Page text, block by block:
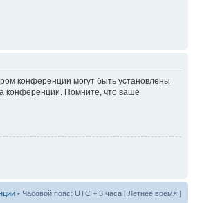
конференции могут быть установлены
конференции. Помните, что ваше
• Часовой пояс: UTC + 3 часа [ Летнее время ]